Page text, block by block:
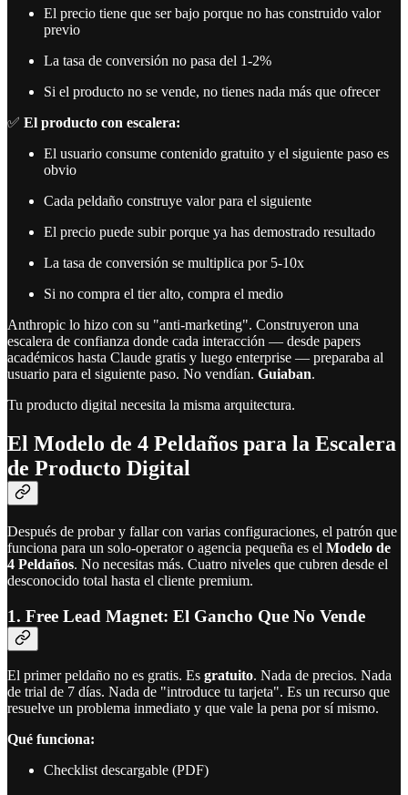
El precio tiene que ser bajo porque no has construido valor
previo
La tasa de conversión no pasa del 1-2%
Si el producto no se vende, no tienes nada más que ofrecer
✅ El producto con escalera:
El usuario consume contenido gratuito y el siguiente paso es
obvio
Cada peldaño construye valor para el siguiente
El precio puede subir porque ya has demostrado resultado
La tasa de conversión se multiplica por 5-10x
Si no compra el tier alto, compra el medio
Anthropic lo hizo con su "anti-marketing". Construyeron una
escalera de confianza donde cada interacción — desde papers
académicos hasta Claude gratis y luego enterprise — preparaba al
usuario para el siguiente paso. No vendían. Guiaban.
Tu producto digital necesita la misma arquitectura.
El Modelo de 4 Peldaños para la Escalera
de Producto Digital
Después de probar y fallar con varias configuraciones, el patrón que
funciona para un solo-operator o agencia pequeña es el Modelo de
4 Peldaños. No necesitas más. Cuatro niveles que cubren desde el
desconocido total hasta el cliente premium.
1. Free Lead Magnet: El Gancho Que No Vende
El primer peldaño no es gratis. Es gratuito. Nada de precios. Nada
de trial de 7 días. Nada de "introduce tu tarjeta". Es un recurso que
resuelve un problema inmediato y que vale la pena por sí mismo.
Qué funciona:
Checklist descargable (PDF)